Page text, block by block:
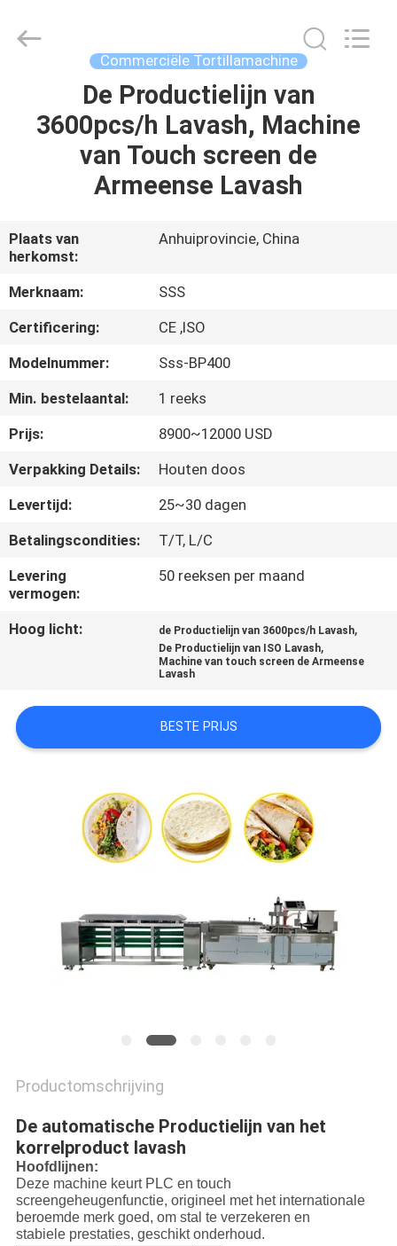
PRODUCTEN
OVER
ONS
FABRIEKSTOCHT
KWALITEITSCONTROLE
NEEM
CONTACT
ONS
OP
VRAAG
OFFERTE
SITEMAP
PRIVACY
POLICY
Commerciële Tortillamachine
De Productielijn van
3600pcs/h Lavash, Machine
van Touch screen de
Armeense Lavash
Plaats van
herkomst:
Anhuiprovincie, China
Merknaam:
SSS
Certificering:
CE ,ISO
Modelnummer:
Sss-BP400
Min. bestelaantal:
1 reeks
Prijs:
8900~12000 USD
Verpakking Details:
Houten doos
Levertijd:
25~30 dagen
Betalingscondities:
T/T, L/C
Levering
vermogen:
50 reeksen per maand
Hoog licht: de Productielijn van 3600pcs/h Lavash,
De Productielijn van ISO Lavash,
Machine van touch screen de Armeense
Lavash
BESTE PRIJS
Productomschrijving
De automatische Productielijn van het
korrelproduct lavash
Hoofdlijnen:
Deze machine keurt PLC en touch
screengeheugenfunctie, origineel met het internationale
beroemde merk goed, om stal te verzekeren en
stabiele prestaties, geschikt onderhoud.